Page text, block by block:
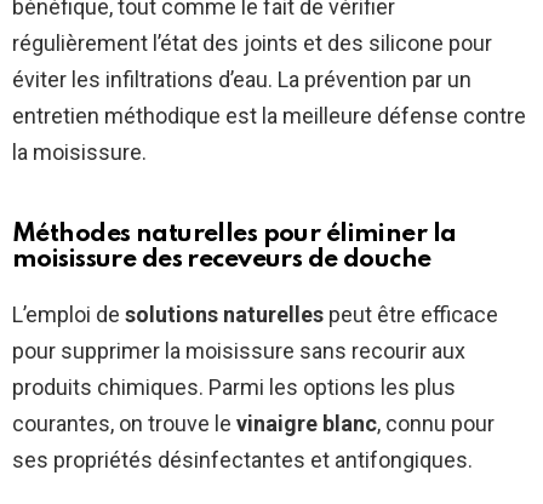
bénéfique, tout comme le fait de vérifier
régulièrement l’état des joints et des silicone pour
éviter les infiltrations d’eau. La prévention par un
entretien méthodique est la meilleure défense contre
la moisissure.
Méthodes naturelles pour éliminer la
moisissure des receveurs de douche
L’emploi de solutions naturelles peut être efficace
pour supprimer la moisissure sans recourir aux
produits chimiques. Parmi les options les plus
courantes, on trouve le vinaigre blanc, connu pour
ses propriétés désinfectantes et antifongiques.